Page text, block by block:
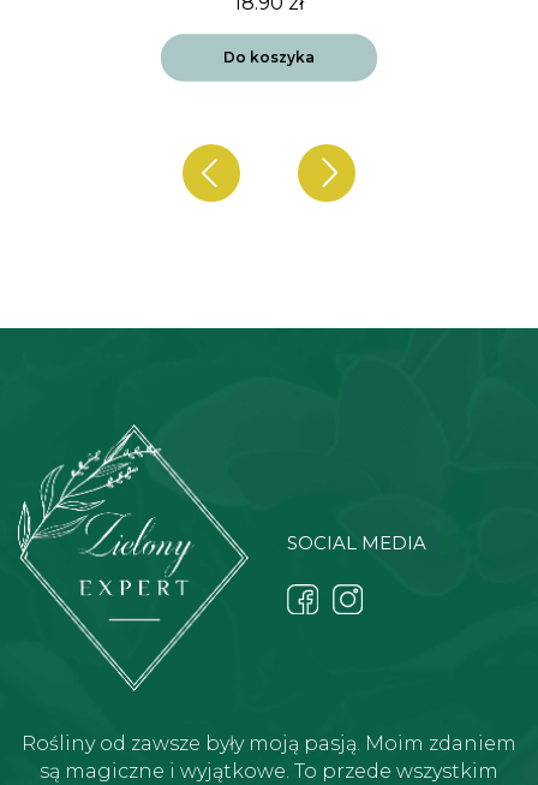
Do koszyka
SOCIAL MEDIA
Rośliny od zawsze były moją pasją. Moim zdaniem
są magiczne i wyjątkowe. To przede wszystkim